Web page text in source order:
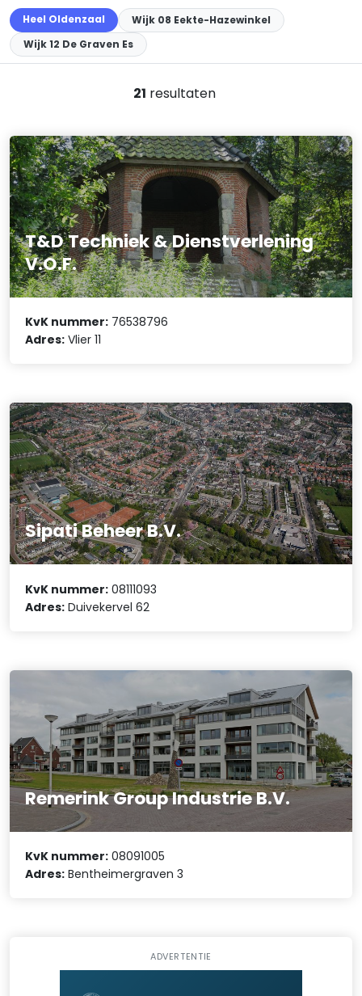
Heel Oldenzaal
Wijk 08 Eekte-Hazewinkel
Wijk 12 De Graven Es
21 resultaten
T&D Techniek & Dienstverlening
V.O.F.
KvK nummer: 76538796
Adres: Vlier 11
Sipati Beheer B.V.
KvK nummer: 08111093
Adres: Duivekervel 62
Remerink Group Industrie B.V.
KvK nummer: 08091005
Adres: Bentheimergraven 3
ADVERTENTIE